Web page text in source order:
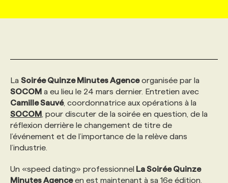
AFFAIRES DE L'INDUSTRIE
INITIATIVES NUMÉRIQUES
PRIX ET DISTINCTIONS
WEB & MÉDIAS SOCIAUX
MARKETING DURABLE
GEO/SEO
INFOLETTRE PUBLICITÉ
ANNONCEZ AVEC NOUS
CONSULTER LA CVTHÈQUE
PROFIL ENTREPRISE
FAQ
VOIR LES OFFRES
PROFIL CANDIDAT
FAQ
ANNONCEZ AVEC NOUS
NOS FORMATIONS EN LIGNE
NOS PARCOURS DE FORMATIONS
FORMATIONS PERSONNALISÉES
CHASSE DE TÊTE
SERVICE DE CHASSE DE TÊTE
NOS TARIFS
La Soirée Quinze Minutes Agenceorganisée par la
SOCOM a eu lieu le 24 mars dernier. Entretien avec
Camille Sauvé, coordonnatrice aux opérations à la
SOCOM , pour discuter de la soirée en question, de la
réflexion derrière le changement de titre de
l’événement et de l’importance de la relève dans
l’industrie.
Un «speed dating» professionnel La Soirée Quinze
Minutes Agenceen est maintenant à sa 16e édition.